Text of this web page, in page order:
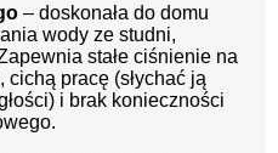
– doskonała do domu
wody ze studni,
stałe ciśnienie na
pracę (słychać ją
i brak konieczności